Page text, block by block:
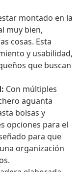
montado en la
muy bien,
cosas. Esta
y usabilidad,
que buscan
Con múltiples
aguanta
bolsas y
opciones para el
para que
organización